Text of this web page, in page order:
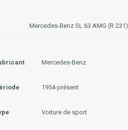
Mercedes-Benz SL 63 AMG (R 231)
Mercedes-Benz
1954-présent
Voiture de sport